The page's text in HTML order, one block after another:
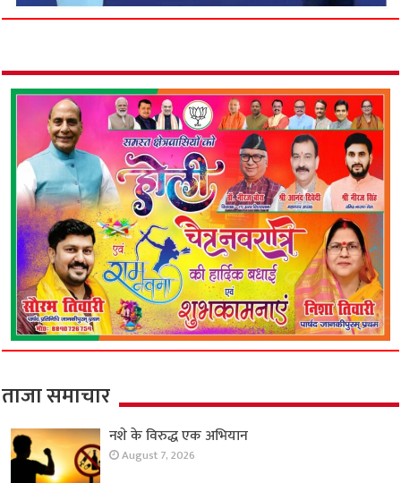
ताजा समाचार
नशे के विरुद्ध एक अभियान
August 7, 2026